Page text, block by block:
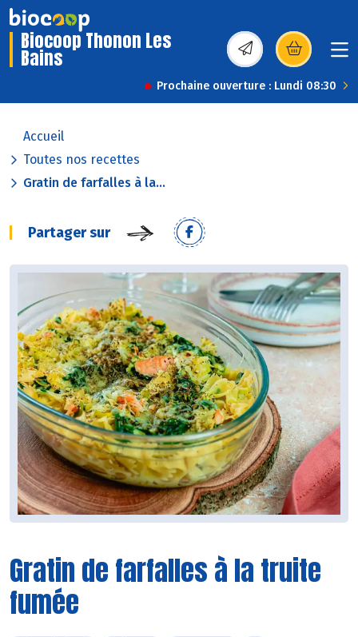
Biocoop Thonon Les
Bains (s’ouvre dans une
Prochaine ouverture : Lundi 08:30
Accueil
Toutes nos recettes
Gratin de farfalles à la...
Partager sur
Gratin de farfalles à la truite
fumée